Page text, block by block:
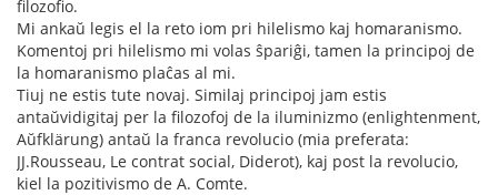
filozofio.
Mi ankaŭ legis el la reto iom pri hilelismo kaj homaranismo.
Komentoj pri hilelismo mi volas ŝpariĝi, tamen la principoj de
la homaranismo plaĉas al mi.
Tiuj ne estis tute novaj. Similaj principoj jam estis
antaŭvidigitaj per la filozofoj de la iluminizmo (enlightenment,
Aŭfklärung) antaŭ la franca revolucio (mia preferata:
JJ.Rousseau, Le contrat social, Diderot), kaj post la revolucio,
kiel la pozitivismo de A. Comte.